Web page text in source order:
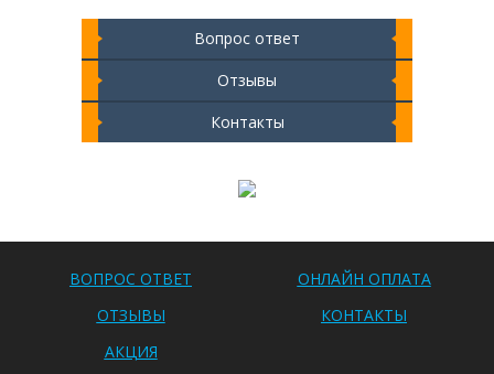
Вопрос ответ
Отзывы
Контакты
ВОПРОС ОТВЕТ
ОНЛАЙН ОПЛАТА
ОТЗЫВЫ
КОНТАКТЫ
АКЦИЯ